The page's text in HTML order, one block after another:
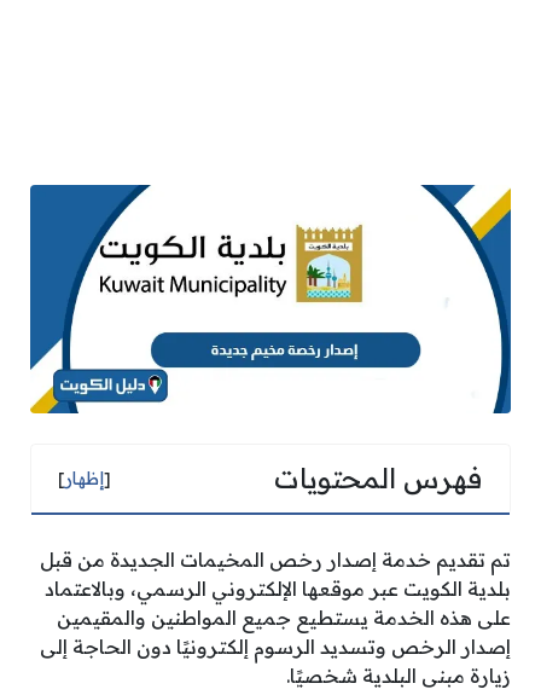
فهرس المحتويات [إظهار]
تم تقديم خدمة إصدار رخص المخيمات الجديدة من قبل
بلدية الكويت عبر موقعها الإلكتروني الرسمي، وبالاعتماد
على هذه الخدمة يستطيع جميع المواطنين والمقيمين
إصدار الرخص وتسديد الرسوم إلكترونيًا دون الحاجة إلى
زيارة مبنى البلدية شخصيًا.